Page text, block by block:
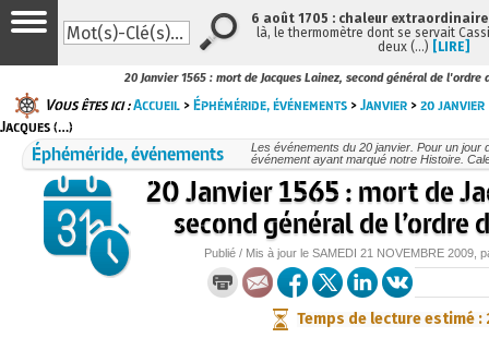
20 Janvier 1565 : mort de Jacques Lainez, second général de l'ordre
Vous êtes ici :Accueil >Éphéméride, événements >Janvier >20 janvier
Jacques (…)
Éphéméride, événements
Les événements du 20 janvier. Pour un jour
événement ayant marqué notre Histoire.
20 Janvier 1565 : mort de
second général de l’ordre
Publié / Mis à jour le SAMEDI 21 NOVEMBRE 2009 ,
Temps de lecture estimé :
6 août 1705 : chaleur
là, le thermomètre dont se servait
deux (…) [LIRE]